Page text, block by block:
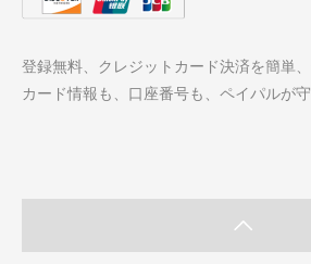
登録無料、クレジットカード決済を簡単、
カード情報も、口座番号も、ペイパルが守